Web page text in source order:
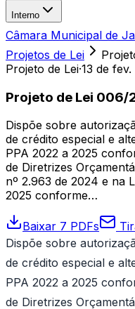
Interno
Câmara Municipal de
Projetos de Lei
Projeto de Lei·13 de
Projeto de Lei 006/
Dispõe sobre
de crédito especial e
PPA 2022 a 2025
de Diretrizes
nº 2.963 de 2024 e na
2025 conforme…
Baixar 7 PDFs
Dispõe sobre
de crédito especial e
PPA 2022 a 2025
de Diretrizes